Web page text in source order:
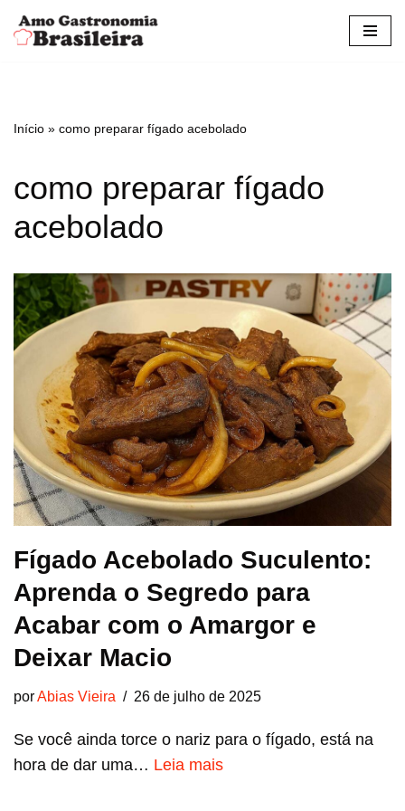
Pular
conteúdo
Início » como preparar fígado acebolado
como preparar fígado
acebolado
Fígado Acebolado Suculento:
Aprenda o Segredo para
Acabar com o Amargor e
Deixar Macio
porAbias Vieira 26 de julho de 2025
Se você ainda torce o nariz para o fígado, está na
hora de dar uma… Leia mais